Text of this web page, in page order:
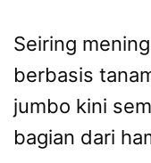
Seiring
berbasis
jumbo kini
bagian dari